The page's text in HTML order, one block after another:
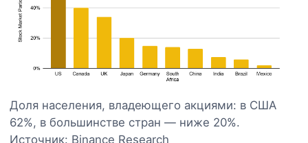
Доля населения, владеющего акциями: в США
62%, в большинстве стран — ниже 20%.
Источник: Binance Research